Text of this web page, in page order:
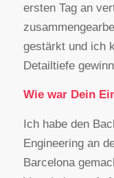
ersten Tag an
gestärkt und ich
Detailtiefe
Wie war Dein
Ich habe den
Engineering an
Barcelona